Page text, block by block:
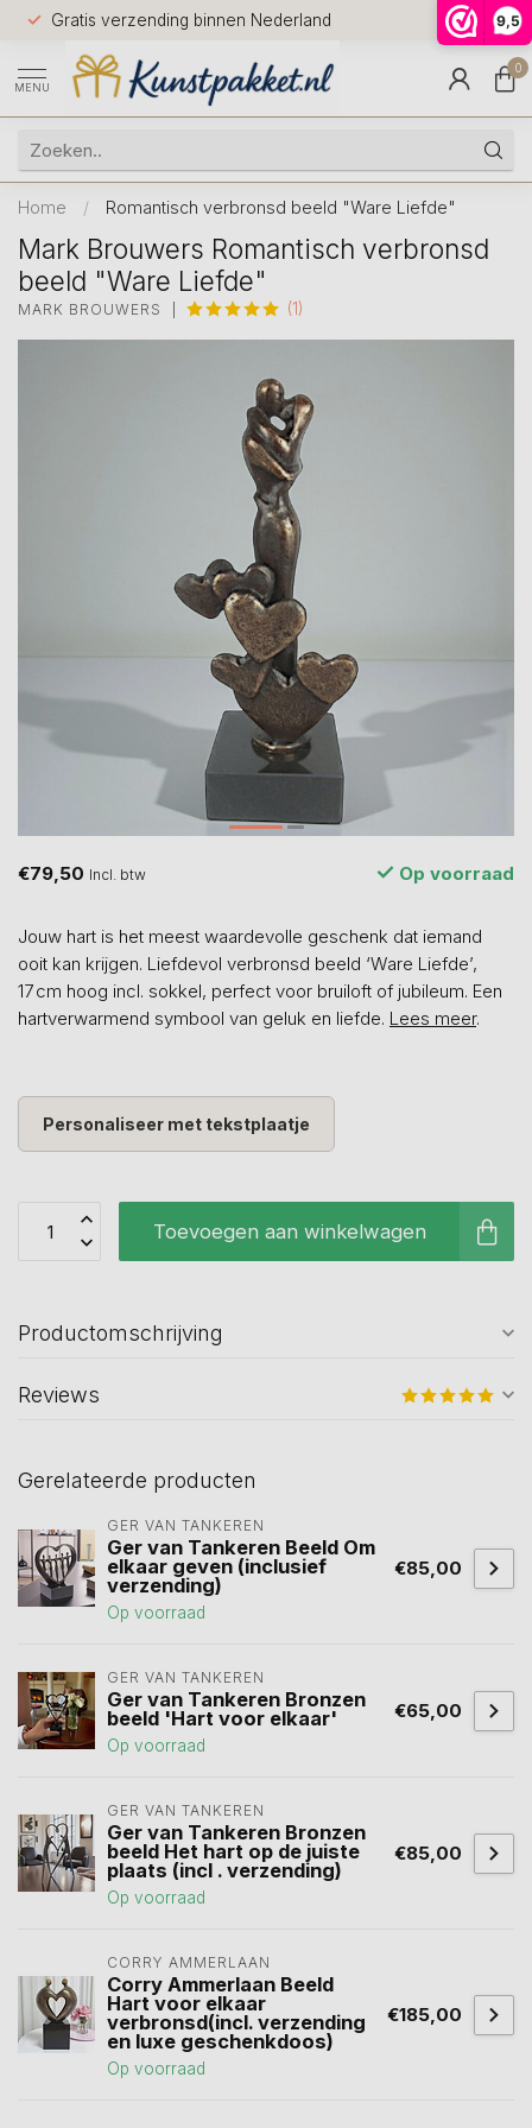
9,5
Gratis verzending binnen Nederland
Voor
huis
9.5
MENU
0
Home / Romantisch verbronsd beeld "Ware Liefde"
Mark Brouwers Romantisch verbronsd
beeld "Ware Liefde"
MARK BROUWERS (1)
€79,50 Incl. btw Op voorraad
Jouw hart is het meest waardevolle geschenk dat iemand
ooit kan krijgen. Liefdevol verbronsd beeld ‘Ware Liefde’,
17 cm hoog incl. sokkel, perfect voor bruiloft of jubileum. Een
hartverwarmend symbool van geluk en liefde. Lees meer.
Personaliseer met tekstplaatje
Toevoegen aan winkelwagen
Productomschrijving
Reviews
Gerelateerde producten
GER VAN TANKEREN
Ger van Tankeren Beeld Om
elkaar geven (inclusief
verzending)
Op voorraad
€85,00
GER VAN TANKEREN
Ger van Tankeren Bronzen
beeld 'Hart voor elkaar'
Op voorraad
€65,00
GER VAN TANKEREN
Ger van Tankeren Bronzen
beeld Het hart op de juiste
plaats (incl . verzending)
Op voorraad
€85,00
CORRY AMMERLAAN
Corry Ammerlaan Beeld
Hart voor elkaar
verbronsd(incl. verzending
en luxe geschenkdoos)
Op voorraad
€185,00